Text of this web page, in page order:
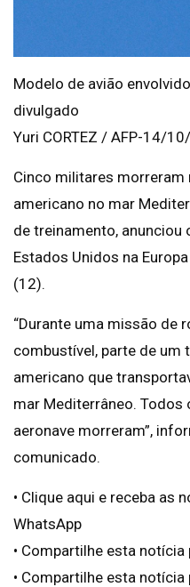
Modelo de avião
divulgado
Yuri CORTEZ / AFP-14/
Cinco militares morreram
americano no mar
de treinamento, anunciou
Estados Unidos na
(12).
“Durante uma missão de
combustível, parte de um
americano que
mar Mediterrâneo.
aeronave morreram”,
comunicado.
• Clique aqui e receba as
WhatsApp
• Compartilhe esta notícia
• Compartilhe esta notícia